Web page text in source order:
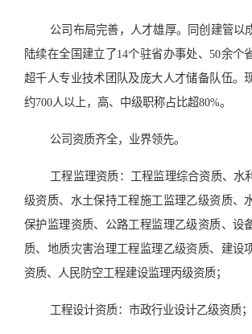
公司布局完善，人才雄厚。同创建管以
陆续在全国建立了14个驻省办事处、50余个
超千人专业技术团队及庞大人才储备队伍。
约700人以上，高、中级职称占比超80%。
公司资质齐全，业界领先。
工程监理资质：工程监理综合资质、水
级资质、水土保持工程施工监理乙级资质、
保护监理资质、公路工程监理乙级资质、设
质、地质灾害治理工程监理乙级资质、建设
资质、人民防空工程建设监理丙级资质；
工程设计资质：市政行业设计乙级资质；